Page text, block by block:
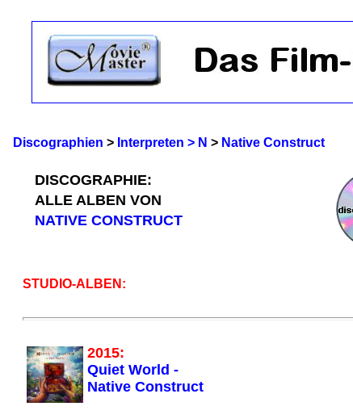
Discographien > Interpreten > N > Native Construct
DISCOGRAPHIE:
ALLE ALBEN VON
NATIVE CONSTRUCT
STUDIO-ALBEN:
2015:
Quiet World -
Native Construct